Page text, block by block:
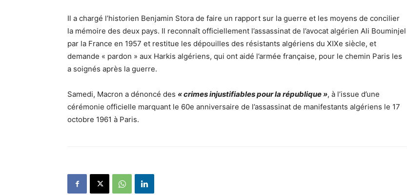
Il a chargé l’historien Benjamin Stora de faire un rapport sur la guerre et les moyens de concilier
la mémoire des deux pays. Il reconnaît officiellement l’assassinat de l’avocat algérien Ali Bouminjel
par la France en 1957 et restitue les dépouilles des résistants algériens du XIXe siècle, et
demande « pardon » aux Harkis algériens, qui ont aidé l’armée française, pour le chemin Paris les
a soignés après la guerre.
Samedi, Macron a dénoncé des « crimes injustifiables pour la république », à l’issue d’une
cérémonie officielle marquant le 60e anniversaire de l’assassinat de manifestants algériens le 17
octobre 1961 à Paris.